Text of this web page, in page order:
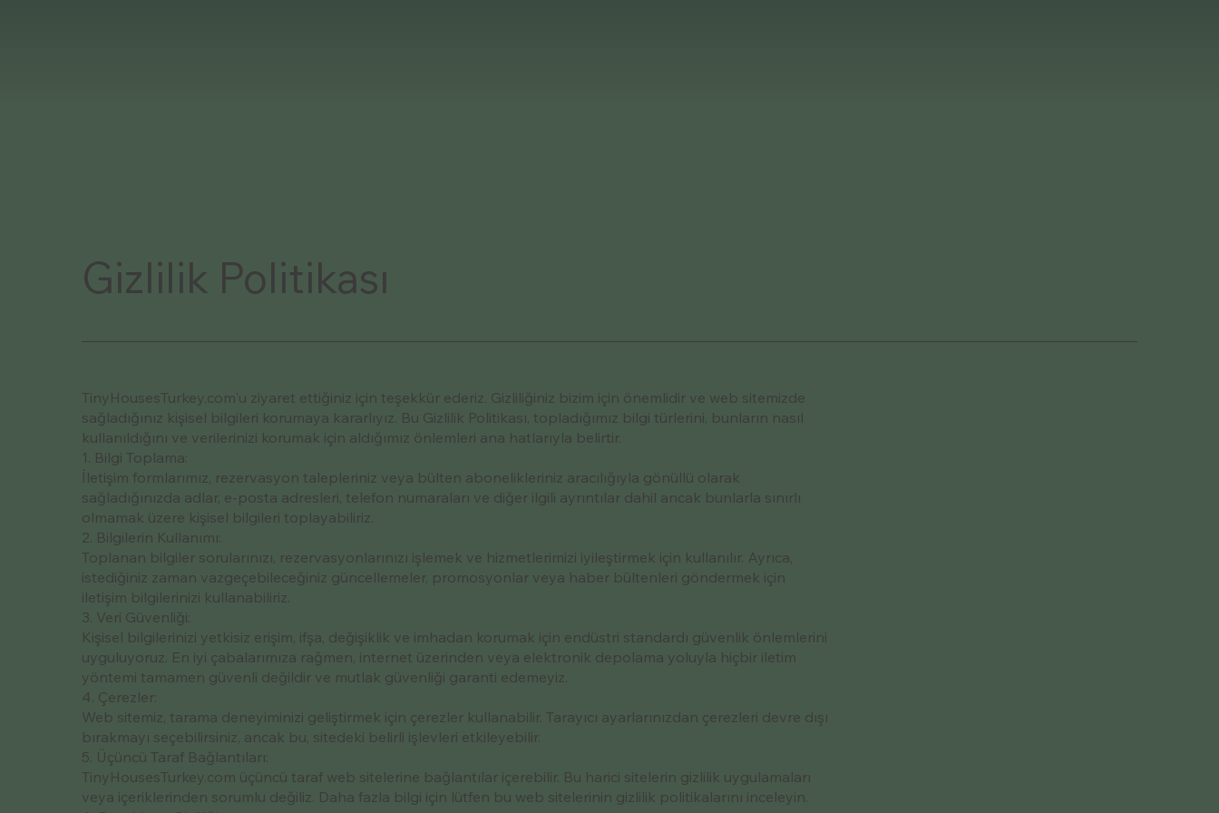
Gizlilik Politikası
TinyHousesTurkey.com'u ziyaret ettiğiniz için teşekkür ederiz. Gizliliğiniz bizim için önemlidir ve web sitemizde
sağladığınız kişisel bilgileri korumaya kararlıyız. Bu Gizlilik Politikası, topladığımız bilgi türlerini, bunların nasıl
kullanıldığını ve verilerinizi korumak için aldığımız önlemleri ana hatlarıyla belirtir.
1. Bilgi Toplama:
İletişim formlarımız, rezervasyon talepleriniz veya bülten abonelikleriniz aracılığıyla gönüllü olarak
sağladığınızda adlar, e-posta adresleri, telefon numaraları ve diğer ilgili ayrıntılar dahil ancak bunlarla sınırlı
olmamak üzere kişisel bilgileri toplayabiliriz.
2. Bilgilerin Kullanımı:
Toplanan bilgiler sorularınızı, rezervasyonlarınızı işlemek ve hizmetlerimizi iyileştirmek için kullanılır. Ayrıca,
istediğiniz zaman vazgeçebileceğiniz güncellemeler, promosyonlar veya haber bültenleri göndermek için
iletişim bilgilerinizi kullanabiliriz.
3. Veri Güvenliği:
Kişisel bilgilerinizi yetkisiz erişim, ifşa, değişiklik ve imhadan korumak için endüstri standardı güvenlik önlemlerini
uyguluyoruz. En iyi çabalarımıza rağmen, internet üzerinden veya elektronik depolama yoluyla hiçbir iletim
yöntemi tamamen güvenli değildir ve mutlak güvenliği garanti edemeyiz.
4. Çerezler:
Web sitemiz, tarama deneyiminizi geliştirmek için çerezler kullanabilir. Tarayıcı ayarlarınızdan çerezleri devre dışı
bırakmayı seçebilirsiniz, ancak bu, sitedeki belirli işlevleri etkileyebilir.
5. Üçüncü Taraf Bağlantıları:
TinyHousesTurkey.com üçüncü taraf web sitelerine bağlantılar içerebilir. Bu harici sitelerin gizlilik uygulamaları
veya içeriklerinden sorumlu değiliz. Daha fazla bilgi için lütfen bu web sitelerinin gizlilik politikalarını inceleyin.